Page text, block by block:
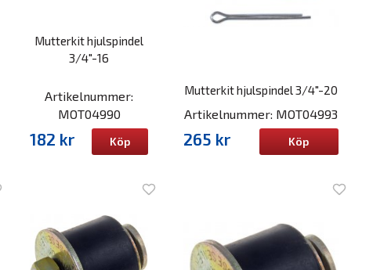
Mutterkit hjulspindel
3/4"-16
Artikelnummer:
MOT04990
182 kr Köp
Mutterkit hjulspindel 3/4"-20
Artikelnummer: MOT04993
265 kr Köp